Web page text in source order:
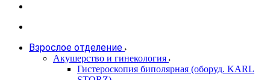
Взрослое отделение
Акушерство и гинекология
Гистероскопия биполярная (оборуд. KARL